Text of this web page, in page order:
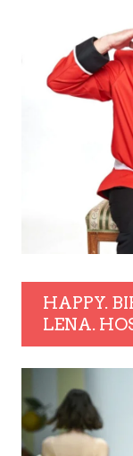
HAPPY.
LENA.